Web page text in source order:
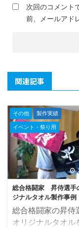
次回のコメント
前、メールアド
関連記事
その他
製作実績
イベント・祭り用
総合格闘家 昇侍選手
ジナルタオル製作事例
総合格闘家の昇侍
オリジナルタオル